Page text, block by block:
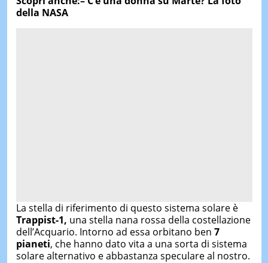
della NASA
La stella di riferimento di questo sistema solare è
Trappist-1, una stella nana rossa della costellazione
dell’Acquario. Intorno ad essa orbitano ben 7
pianeti, che hanno dato vita a una sorta di sistema
solare alternativo e abbastanza speculare al nostro.